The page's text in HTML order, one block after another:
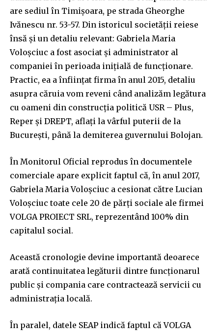
are sediul în Timișoara, pe strada Gheorghe
Ivănescu nr. 53-57. Din istoricul societății reiese
însă și un detaliu relevant: Gabriela Maria
Voloșciuc a fost asociat și administrator al
companiei în perioada inițială de funcționare.
Practic, ea a înființat firma în anul 2015, detaliu
asupra căruia vom reveni când analizăm legătura
cu oameni din construcția politică USR – Plus,
Reper și DREPT, aflați la vârful puterii de la
București, până la demiterea guvernului Bolojan.
În Monitorul Oficial reprodus în documentele
comerciale apare explicit faptul că, în anul 2017,
Gabriela Maria Voloșciuc a cesionat către Lucian
Voloșciuc toate cele 20 de părți sociale ale firmei
VOLGA PROIECT SRL, reprezentând 100% din
capitalul social.
Această cronologie devine importantă deoarece
arată continuitatea legăturii dintre funcționarul
public și compania care contractează servicii cu
administrația locală.
În paralel, datele SEAP indică faptul că VOLGA